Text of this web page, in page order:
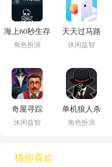
海上60秒生存
角色扮演
天天过马路
休闲益智
奇屋寻踪
休闲益智
单机狼人杀
角色扮演
猜你喜欢